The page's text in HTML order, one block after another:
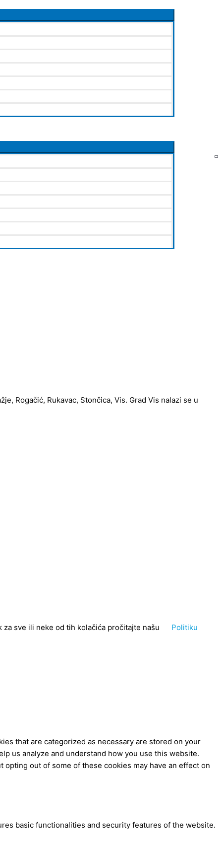
Rogačić, Rukavac, Stončica, Vis. Grad Vis nalazi se u
sve ili neke od tih kolačića pročitajte našu
Politiku
that are categorized as necessary are stored on your
us analyze and understand how you use this website.
out of some of these cookies may have an effect on
basic functionalities and security features of the website.